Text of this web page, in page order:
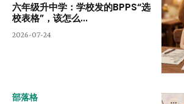
六年级升中学：学校发的BPPS“选
校表格”，该怎么...
2026-07-24
部落格